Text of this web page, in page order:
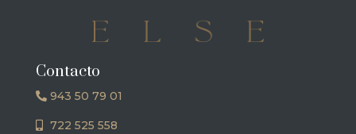
Contacto
943 50 79 01
722 525 558